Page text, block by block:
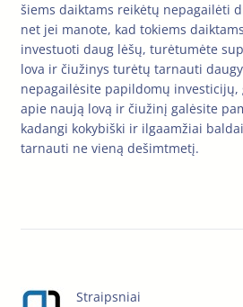
šiems daiktams reikėtų nepagailėti
net jei manote, kad tokiems
investuoti daug lėšų, turėtumėte
lova ir čiužinys turėtų tarnauti
nepagailėsite papildomų
apie naują lovą ir čiužinį galėsite
kadangi kokybiški ir ilgaamžiai
tarnauti ne vieną dešimtmetį.
Straipsniai